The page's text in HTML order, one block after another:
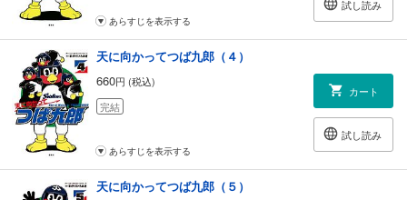
試し読み
あらすじを表示する
天に向かってつば九郎（４）
660円 (税込)
完結
カート
試し読み
あらすじを表示する
天に向かってつば九郎（５）